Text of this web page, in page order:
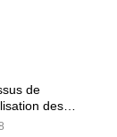
de
des
de sport